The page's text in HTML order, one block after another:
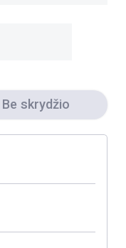
Be skrydžio